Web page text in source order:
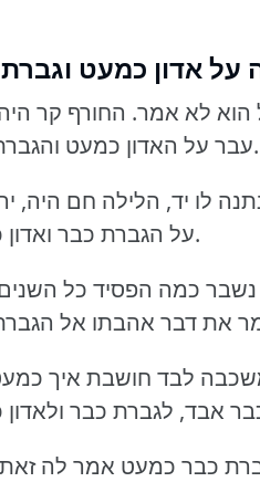
על אדון כמעט
לא אמר. החורף קר
עבר על האדון כמעט והגברת כבר.
לו יד, הלילה חם היה,
על הגברת כבר ואדון כמעט.
נשבר כמה הפסיד כל
לבד חושבת איך
כבר כמעט אמר לה